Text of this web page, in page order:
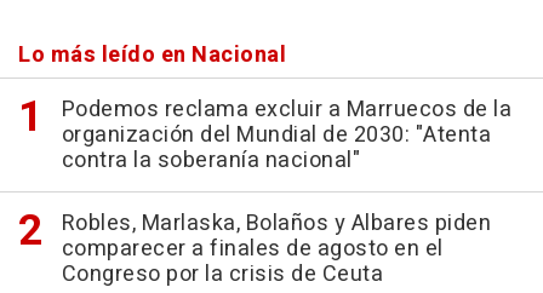
Lo más leído en Nacional
Podemos reclama excluir a Marruecos de la
organización del Mundial de 2030: "Atenta
contra la soberanía nacional"
Robles, Marlaska, Bolaños y Albares piden
comparecer a finales de agosto en el
Congreso por la crisis de Ceuta